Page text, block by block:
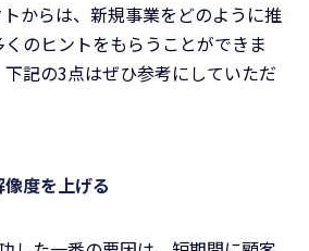
からは、新規事業をどのように推
のヒントをもらうことができま
記の3点はぜひ参考にしていただ
度を上げる